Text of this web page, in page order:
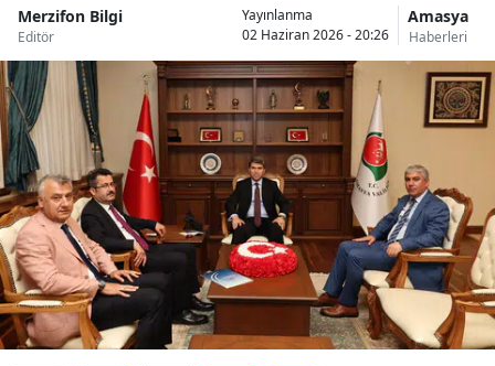
Merzifon Bilgi
Editör
Yayınlanma
02 Haziran 2026 - 20:26
Amasya
Haberleri